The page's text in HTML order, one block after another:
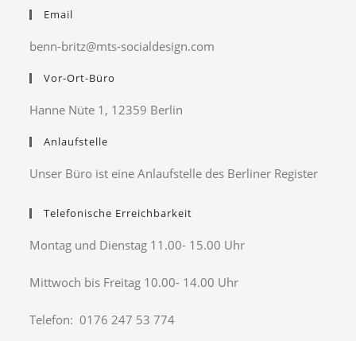
Email
benn-britz@mts-socialdesign.com
Vor-Ort-Büro
Hanne Nüte 1, 12359 Berlin
Anlaufstelle
Unser Büro ist eine Anlaufstelle des Berliner Register
Telefonische Erreichbarkeit
Montag und Dienstag 11.00- 15.00 Uhr
Mittwoch bis Freitag 10.00- 14.00 Uhr
Telefon: 0176 247 53 774